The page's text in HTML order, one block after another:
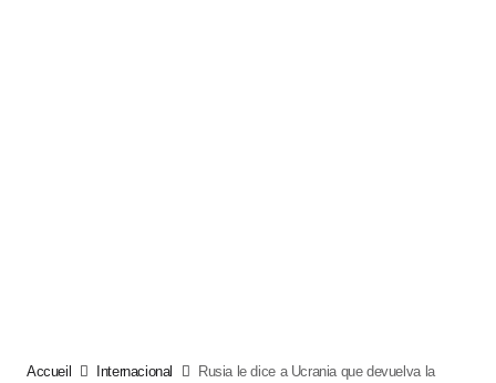
Accueil Internacional
Rusia le dice a Ucrania que devuelva la